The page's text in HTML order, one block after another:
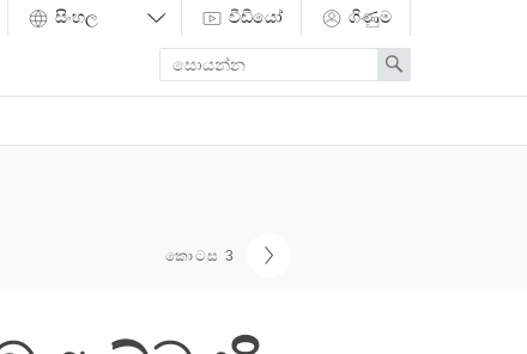
වීඩියෝ ගිණුම
Enter
search
term
Search
කොටස 3